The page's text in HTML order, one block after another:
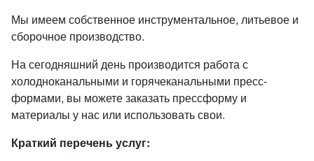
Мы имеем собственное инструментальное, литьевое и
сборочное производство.
На сегодняшний день производится работа с
холодноканальными и горячеканальными пресс-
формами, вы можете заказать прессформу и
материалы у нас или использовать свои.
Краткий перечень услуг: